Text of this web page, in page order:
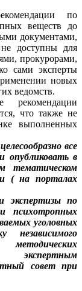
по
веществ до
документами,
доступны для
прокурорами,
сами эксперты
новых
ведомств.
рекомендации
что также не
выполненных
все
опубликовать в
тематическом
( на порталах
экспертизы по
психотропных
уголовных
независимого
экспертным
совет при